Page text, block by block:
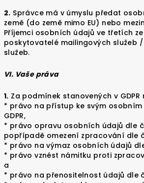
2. Správce má v úmyslu předat
země (do země mimo EU) nebo
Příjemci osobních údajů ve třetích
poskytovatelé mailingových služeb
služeb.
VI. Vaše práva
1. Za podmínek stanovených v GDPR
* právo na přístup ke svým osobním
GDPR,
* právo opravu osobních údajů dle čl.
popřípadě omezení zpracování dle
* právo na výmaz osobních údajů dle
* právo vznést námitku proti
a
* právo na přenositelnost údajů dle